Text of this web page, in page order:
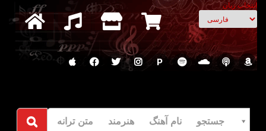
انتخاب زبان
P
جستجو نام آهنگ هنرمند متن ترانه